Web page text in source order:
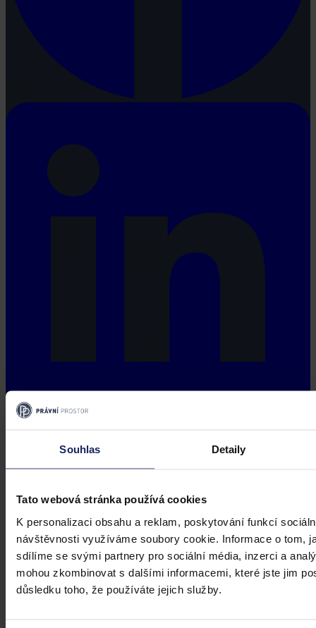
Souhlas Detaily
Tato webová stránka používá cookies
K personalizaci obsahu a reklam, poskytování funkcí
návštěvnosti využíváme soubory cookie. Informace o tom,
sdílíme se svými partnery pro sociální média, inzerci a
mohou zkombinovat s dalšími informacemi, které jste jim
důsledku toho, že používáte jejich služby.